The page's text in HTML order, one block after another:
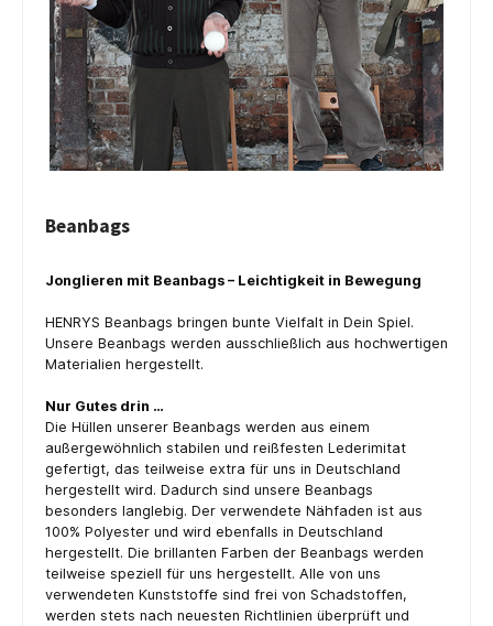
Beanbags
Jonglieren mit Beanbags – Leichtigkeit in Bewegung
HENRYS Beanbags bringen bunte Vielfalt in Dein Spiel.
Unsere Beanbags werden ausschließlich aus hochwertigen
Materialien hergestellt.
Nur Gutes drin …
Die Hüllen unserer Beanbags werden aus einem
außergewöhnlich stabilen und reißfesten Lederimitat
gefertigt, das teilweise extra für uns in Deutschland
hergestellt wird. Dadurch sind unsere Beanbags
besonders langlebig. Der verwendete Nähfaden ist aus
100% Polyester und wird ebenfalls in Deutschland
hergestellt. Die brillanten Farben der Beanbags werden
teilweise speziell für uns hergestellt. Alle von uns
verwendeten Kunststoffe sind frei von Schadstoffen,
werden stets nach neuesten Richtlinien überprüft und